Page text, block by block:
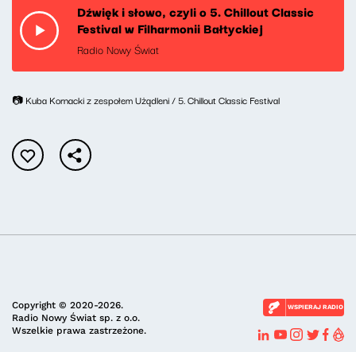
Dźwięk i słowo, czyli o 5. Chillout Classic
Festival w Filharmonii Bałtyckiej
Radio Nowy Świat
📷 Kuba Kornacki z zespołem Użądleni / 5. Chillout Classic Festival
Copyright © 2020-2026.
Radio Nowy Świat sp. z o.o.
Wszelkie prawa zastrzeżone.
WSPIERAJ RADIO